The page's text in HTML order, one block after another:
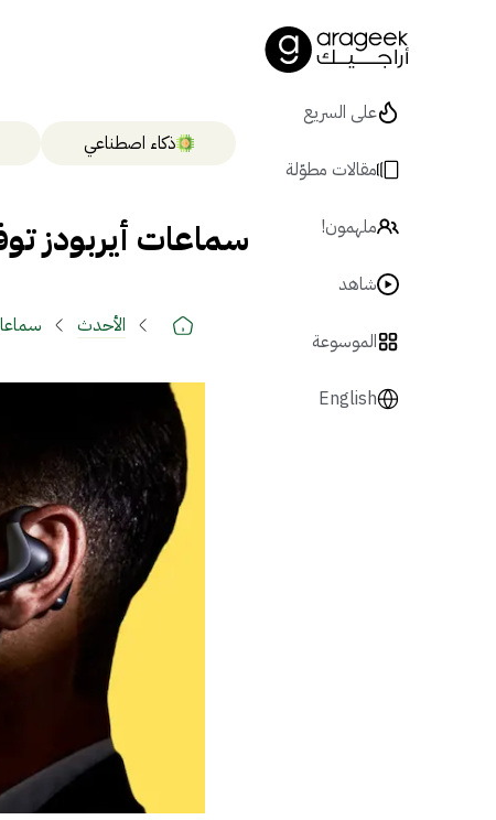
على السريع
مقالات مطوّلة
ملهمون!
شاهد
الموسوعة
English
ذكاء اصطناعي
سماعات أيربودز
الأحدث